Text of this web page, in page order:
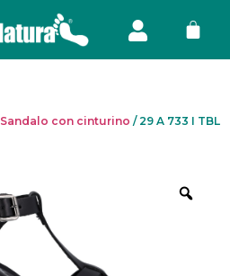
Sandalo con cinturino / 29 A 733 I TBL